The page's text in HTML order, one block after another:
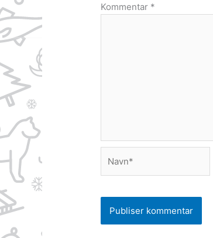
Kommentar *